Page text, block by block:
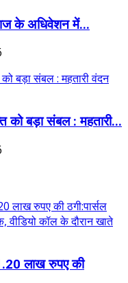
के अधिवेशन में...
को बड़ा संबल : महतारी...
लाख रुपए की